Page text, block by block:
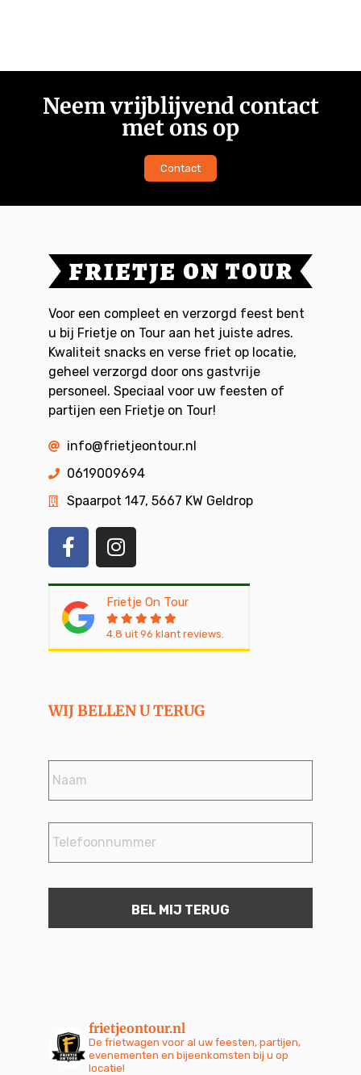
Neem vrijblijvend contact
met ons op
Contact
Voor een compleet en verzorgd feest bent
u bij Frietje on Tour aan het juiste adres.
Kwaliteit snacks en verse friet op locatie,
geheel verzorgd door ons gastvrije
personeel. Speciaal voor uw feesten of
partijen een Frietje on Tour!
info@frietjeontour.nl
0619009694
Spaarpot 147, 5667 KW Geldrop
Frietje On Tour
4.8 uit 96 klant reviews.
WIJ BELLEN U TERUG
Naam *
Telefoonnummer *
frietjeontour.nl
De frietwagen voor al uw feesten, partijen,
evenementen en bijeenkomsten bij u op
locatie!